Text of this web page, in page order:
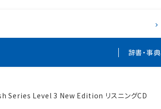
辞書・事典
Series Level 3 New Edition リスニングCD